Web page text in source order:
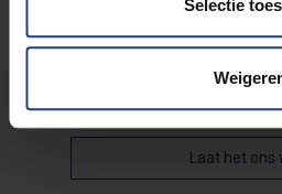
Selectie
Stond er een fout op
Laat het